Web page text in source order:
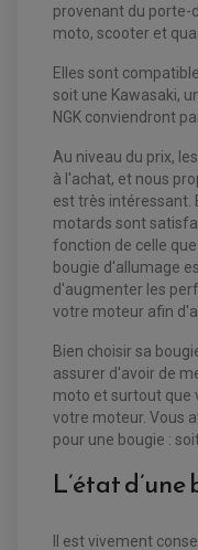
EQUIPEMENT
ACCESSOIRES
BOITIER CDI QUAD
CHARGEUR DE
COMPTEUR QUAD
DÉMARREUR
STATOR ET
VENTILATEUR DE
provenant du porte-
moto, scooter et
Elles sont
soit une Kawasaki,
NGK conviendront
Au niveau du prix,
à l'achat, et nous
est très intéressant.
motards sont
fonction de celle
bougie d'allumage
d'augmenter les
votre moteur afin
Bien choisir sa
assurer d'avoir de
moto et surtout que
votre moteur. Vous
pour une bougie :
L’état
Il est vivement